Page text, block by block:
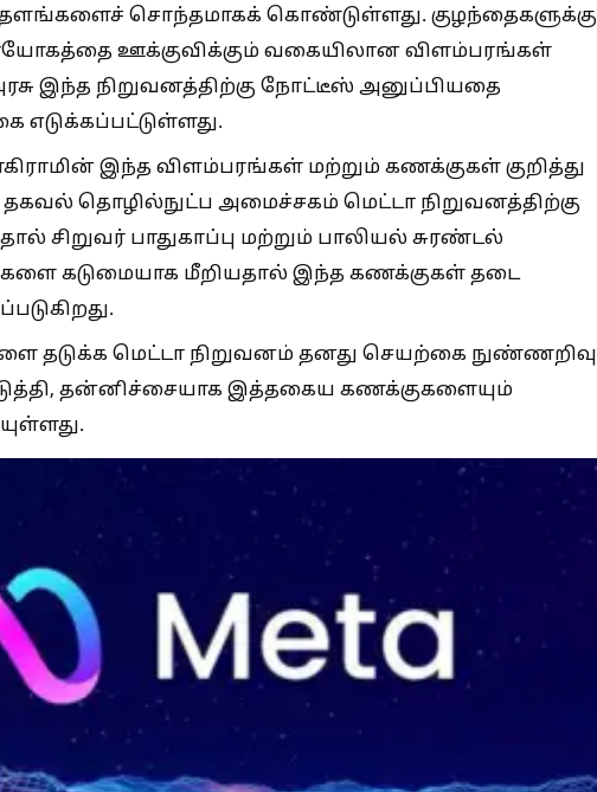
சொந்தமாகக் கொண்டுள்ளது. குழந்தைகளுக்கு
ஊக்குவிக்கும் வகையிலான விளம்பரங்கள்
இந்த நிறுவனத்திற்கு நோட்டீஸ் அனுப்பியதை
எடுக்கப்பட்டுள்ளது.
இந்த விளம்பரங்கள் மற்றும் கணக்குகள் குறித்து
தொழில்நுட்ப அமைச்சகம் மெட்டா நிறுவனத்திற்கு
சிறுவர் பாதுகாப்பு மற்றும் பாலியல் சுரண்டல்
கடுமையாக மீறியதால் இந்த கணக்குகள் தடை
தடுக்க மெட்டா நிறுவனம் தனது செயற்கை நுண்ணறிவு
தன்னிச்சையாக இத்தகைய கணக்குகளையும்